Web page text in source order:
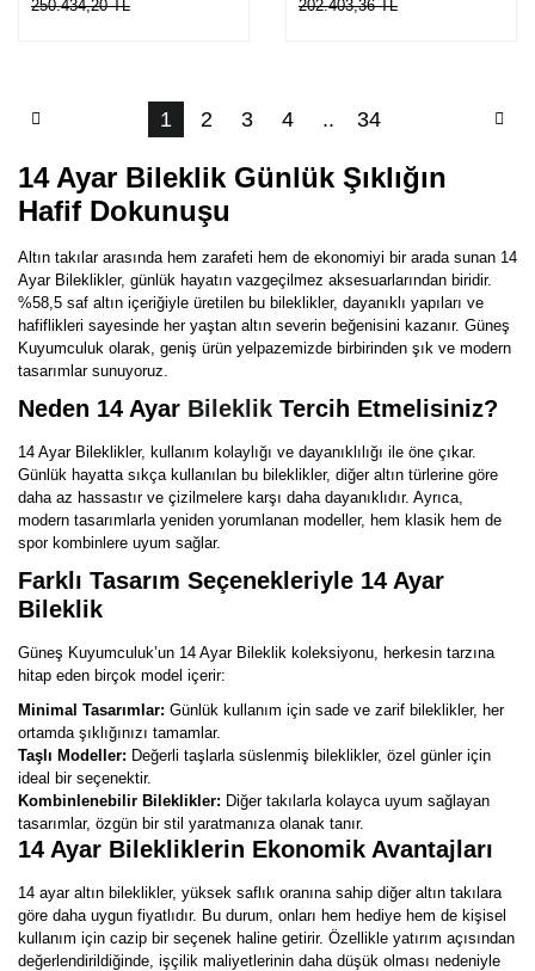
250.434,20 TL 202.403,36 TL
1 2 3 4 .. 34
14 Ayar Bileklik Günlük Şıklığın
Hafif Dokunuşu
Altın takılar arasında hem zarafeti hem de ekonomiyi bir arada sunan 14
Ayar Bileklikler, günlük hayatın vazgeçilmez aksesuarlarından biridir.
%58,5 saf altın içeriğiyle üretilen bu bileklikler, dayanıklı yapıları ve
hafiflikleri sayesinde her yaştan altın severin beğenisini kazanır. Güneş
Kuyumculuk olarak, geniş ürün yelpazemizde birbirinden şık ve modern
tasarımlar sunuyoruz.
Neden 14 Ayar Bileklik Tercih Etmelisiniz?
14 Ayar Bileklikler, kullanım kolaylığı ve dayanıklılığı ile öne çıkar.
Günlük hayatta sıkça kullanılan bu bileklikler, diğer altın türlerine göre
daha az hassastır ve çizilmelere karşı daha dayanıklıdır. Ayrıca,
modern tasarımlarla yeniden yorumlanan modeller, hem klasik hem de
spor kombinlere uyum sağlar.
Farklı Tasarım Seçenekleriyle 14 Ayar
Bileklik
Güneş Kuyumculuk’un 14 Ayar Bileklik koleksiyonu, herkesin tarzına
hitap eden birçok model içerir:
Minimal Tasarımlar: Günlük kullanım için sade ve zarif bileklikler, her
ortamda şıklığınızı tamamlar.
Taşlı Modeller: Değerli taşlarla süslenmiş bileklikler, özel günler için
ideal bir seçenektir.
Kombinlenebilir Bileklikler: Diğer takılarla kolayca uyum sağlayan
tasarımlar, özgün bir stil yaratmanıza olanak tanır.
14 Ayar Bilekliklerin Ekonomik Avantajları
14 ayar altın bileklikler, yüksek saflık oranına sahip diğer altın takılara
göre daha uygun fiyatlıdır. Bu durum, onları hem hediye hem de kişisel
kullanım için cazip bir seçenek haline getirir. Özellikle yatırım açısından
değerlendirildiğinde, işçilik maliyetlerinin daha düşük olması nedeniyle